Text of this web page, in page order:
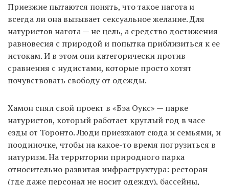
Приезжие пытаются понять, что такое нагота и
всегда ли она вызывает сексуальное желание. Для
натуристов нагота — не цель, а средство достижения
равновесия с природой и попытка приблизиться к ее
истокам. И в этом они категорически против
сравнения с нудистами, которые просто хотят
почувствовать свободу от одежды.
Хамон снял свой проект в «Бэа Оукс» — парке
натуристов, который работает круглый год в часе
езды от Торонто. Люди приезжают сюда и семьями, и
поодиночке, чтобы на какое-то время погрузиться в
натуризм. На территории природного парка
относительно развитая инфраструктура: ресторан
(где даже персонал не носит одежду), бассейны,